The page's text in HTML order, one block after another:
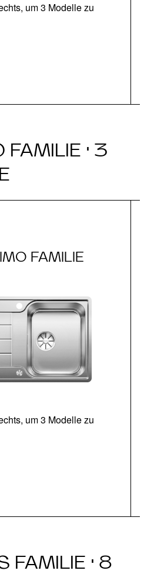
um 3 Modelle zu
· 3
FAMILIE
um 3 Modelle zu
FAMILIE · 8